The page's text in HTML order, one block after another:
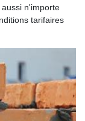
n'importe
tarifaires